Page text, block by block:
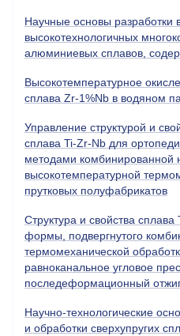
Научные основы разработки
высокотехнологичных
алюминиевых сплавов,
Высокотемпературное
сплава Zr-1%Nb в водяном
Управление структурой и
сплава Ti-Zr-Nb для
методами комбинированной
высокотемпературной
прутковых полуфабрикатов
Структура и свойства
формы, подвергнутого
термомеханической
равноканальное угловое
последеформационный
Научно-технологические
и обработки сверхупругих